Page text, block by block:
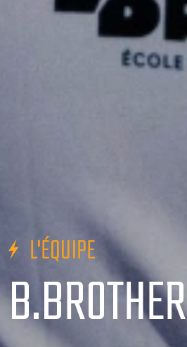
L'ÉQUIPE
B.BROTHER